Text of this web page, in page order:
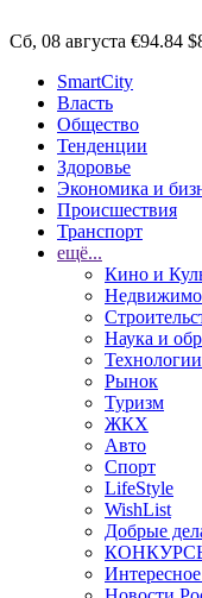
Сб, 08 августа €94.84
SmartCity
Власть
Общество
Тенденции
Здоровье
Экономика и
Происшествия
Транспорт
ещё...
Кино и
Наука и
Рынок
Туризм
ЖКХ
Авто
Спорт
LifeStyle
WishList
Добрые